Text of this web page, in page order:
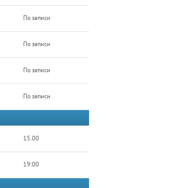
По записи
По записи
По записи
По записи
15.00
19:00